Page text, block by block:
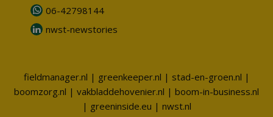
06-42798144
nwst-newstories
fieldmanager.nl | greenkeeper.nl | stad-en-groen.nl |
boomzorg.nl | vakbladdehovenier.nl | boom-in-business.nl
| greeninside.eu | nwst.nl